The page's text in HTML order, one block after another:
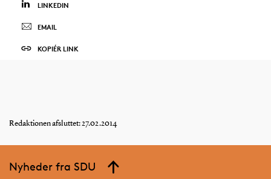
LINKEDIN
EMAIL
KOPIÉR LINK
Redaktionen afsluttet: 27.02.2014
Nyheder fra SDU